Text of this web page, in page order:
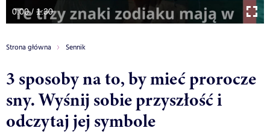
0:00 / 1:30
Strona główna Sennik
3 sposoby na to, by mieć prorocze
sny. Wyśnij sobie przyszłość i
odczytaj jej symbole